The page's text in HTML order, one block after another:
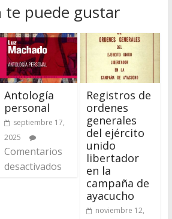
te puede gustar
Antología
personal
septiembre 17,
2025
Comentarios
desactivados
Registros de
ordenes
generales
del ejército
unido
libertador
en la
campaña de
ayacucho
noviembre 12,